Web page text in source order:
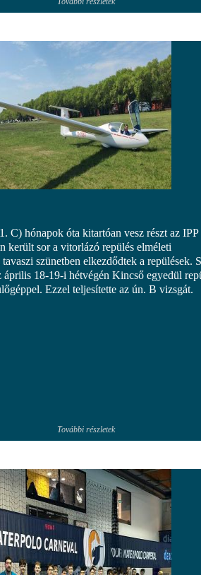
C) hónapok óta kitartóan vesz részt az IPP
került sor a vitorlázó repülés elméleti
tavaszi szünetben elkezdődtek a repülések.
április 18-19-i hétvégén Kincső egyedül
Ezzel teljesítette az ún. B vizsgát.
További részletek